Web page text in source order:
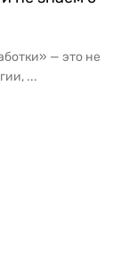
— это не
...